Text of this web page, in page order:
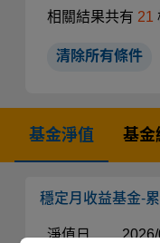
相關結果共有 21
清除所有條件
基金淨值 基金
穩定月收益基金-
淨值日